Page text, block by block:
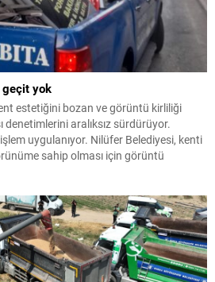
geçit yok
estetiğini bozan ve görüntü kirliliği
aralıksız sürdürüyor.
uygulanıyor. Nilüfer Belediyesi, kenti
sahip olması için görüntü
Belediyesi Zabıta Müdürlüğü’ne bağlı